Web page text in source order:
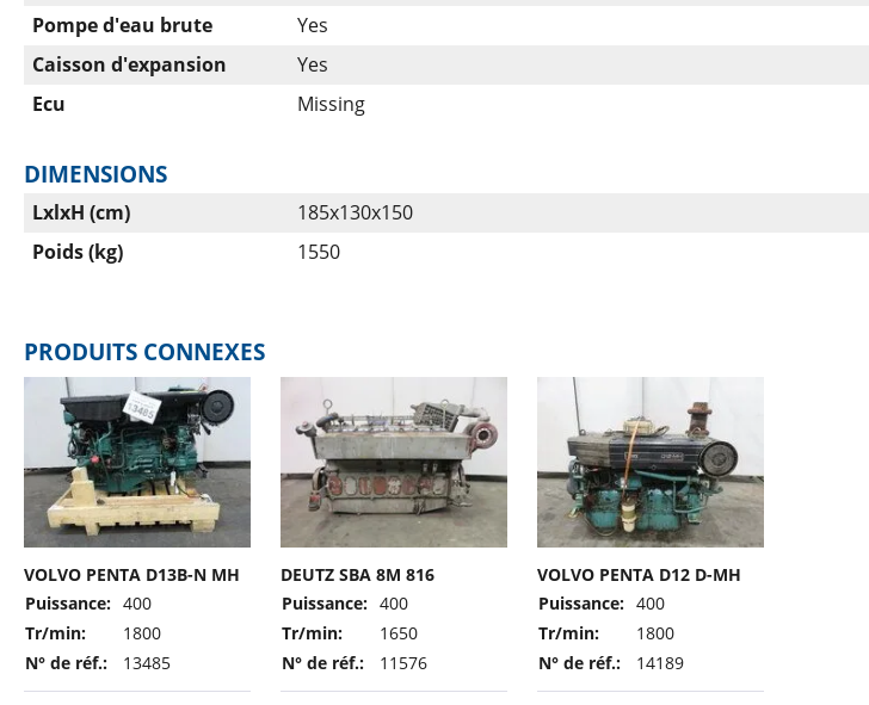
Pompe d'eau brute
Yes
Caisson d'expansion
Yes
Ecu
Missing
DIMENSIONS
LxlxH (cm)
185x130x150
Poids (kg)
1550
PRODUITS CONNEXES
VOLVO PENTA D13B-N MH
Puissance: 400
Tr/min:
1800
N° de réf.:
13485
DEUTZ SBA 8M 816
Puissance: 400
Tr/min:
1650
N° de réf.:
11576
VOLVO PENTA D12 D-MH
Puissance: 400
Tr/min:
1800
N° de réf.:
14189